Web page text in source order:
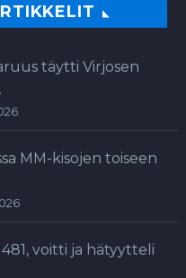
täytti Virjosen
MM-kisojen toiseen
voitti ja hätyytteli